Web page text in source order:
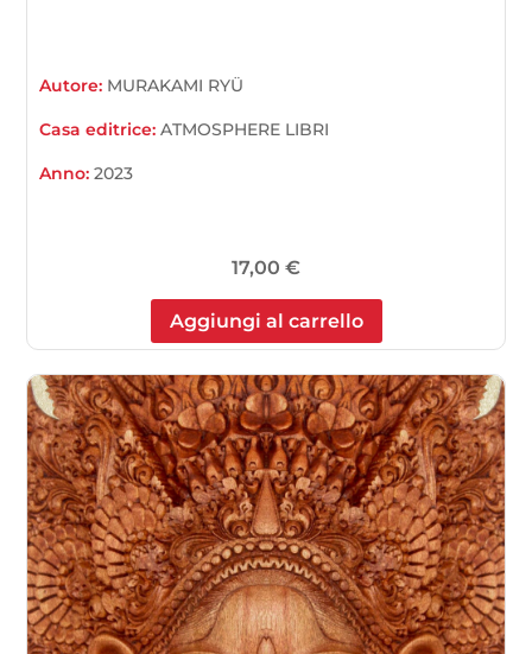
Autore: MURAKAMI RYÜ
Casa editrice:ATMOSPHERE LIBRI
Anno:2023
17,00 €
Aggiungi al carrello